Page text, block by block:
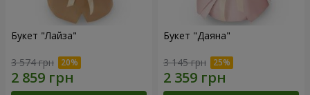
Букет "Лайза"
3 574 грн
Букет "Даяна"
3 145 грн